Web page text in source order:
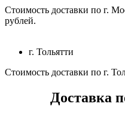
Стоимость доставки по г.
рублей.
г. Тольятти
Стоимость доставки по г.
Доставка